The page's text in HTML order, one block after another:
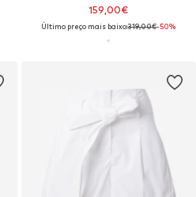
159,00€
Último preço mais baixo:319,00€-50%